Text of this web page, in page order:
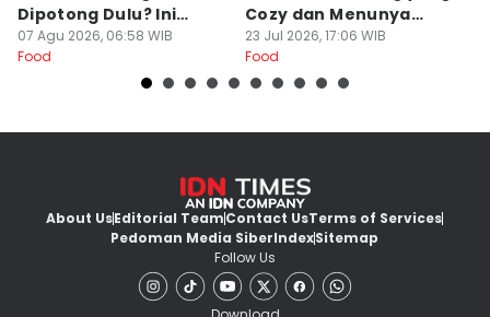
Dipotong Dulu? Ini
Alasannya
07 Agu 2026, 06:58 WIB
Food
Cozy dan Menunya
Yummy
23 Jul 2026, 17:06 WIB
Food
About UsEditorial TeamContact UsTerms of Services
Pedoman Media SiberIndexSitemap
Follow Us